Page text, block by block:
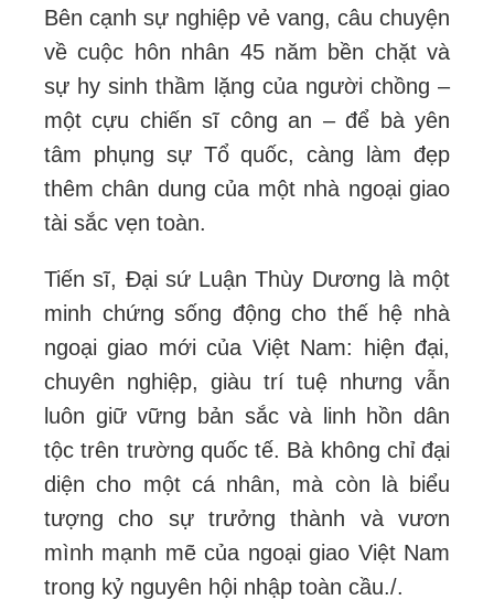
Bên cạnh sự nghiệp vẻ vang, câu chuyện
về cuộc hôn nhân 45 năm bền chặt và
sự hy sinh thầm lặng của người chồng –
một cựu chiến sĩ công an – để bà yên
tâm phụng sự Tổ quốc, càng làm đẹp
thêm chân dung của một nhà ngoại giao
tài sắc vẹn toàn.
Tiến sĩ, Đại sứ Luận Thùy Dương là một
minh chứng sống động cho thế hệ nhà
ngoại giao mới của Việt Nam: hiện đại,
chuyên nghiệp, giàu trí tuệ nhưng vẫn
luôn giữ vững bản sắc và linh hồn dân
tộc trên trường quốc tế. Bà không chỉ đại
diện cho một cá nhân, mà còn là biểu
tượng cho sự trưởng thành và vươn
mình mạnh mẽ của ngoại giao Việt Nam
trong kỷ nguyên hội nhập toàn cầu./.